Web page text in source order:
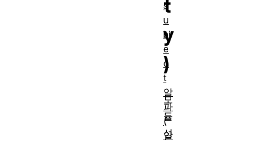
t
y
)
모
듈
성
s
u
bj
e
c
t
알
파
(
알